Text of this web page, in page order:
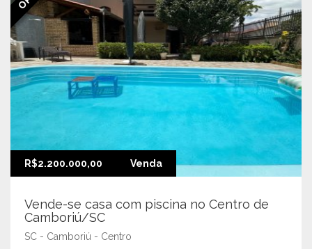
R$2.200.000,00 Venda
Vende-se casa com piscina no Centro de
Camboriú/SC
SC - Camboriú - Centro